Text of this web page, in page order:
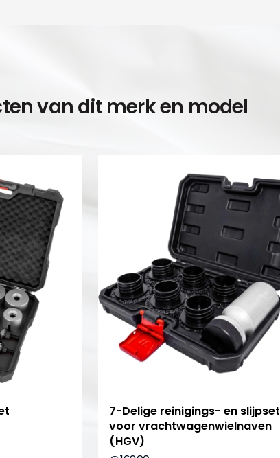
van dit merk en model
7-Delige reinigings- en slijpset
voor vrachtwagenwielnaven
(HGV)